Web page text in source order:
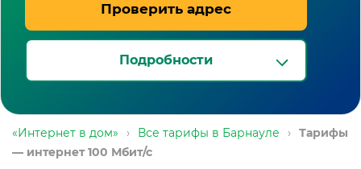
Проверить адрес
Подробности
«Интернет в дом» › Все тарифы в Барнауле ›
Тарифы
— интернет 100 Мбит/с